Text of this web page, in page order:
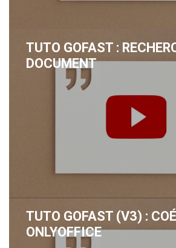
TUTO GOFAST :
DOCUMENT
TUTO GOFAST (V3) :
ONLYOFFICE